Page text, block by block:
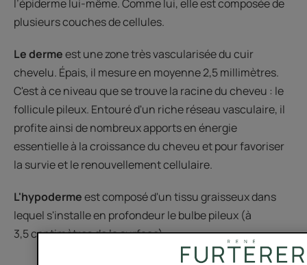
l’épiderme lui-même. Comme lui, elle est composée de
plusieurs couches de cellules.
Le dermeest une zone très vascularisée du cuir
chevelu. Épais, il mesure en moyenne 2,5 millimètres.
C'est à ce niveau que se trouve la racine du cheveu : le
follicule pileux. Entouré d'un riche réseau vasculaire, il
profite ainsi de nombreux apports en énergie
essentielle à la croissance du cheveu et pour favoriser
la survie et le renouvellement cellulaire.
L'hypodermeest composé d'un tissu graisseux dans
lequel s'installe en profondeur le bulbe pileux (à
3,5 centimètres de la surface).